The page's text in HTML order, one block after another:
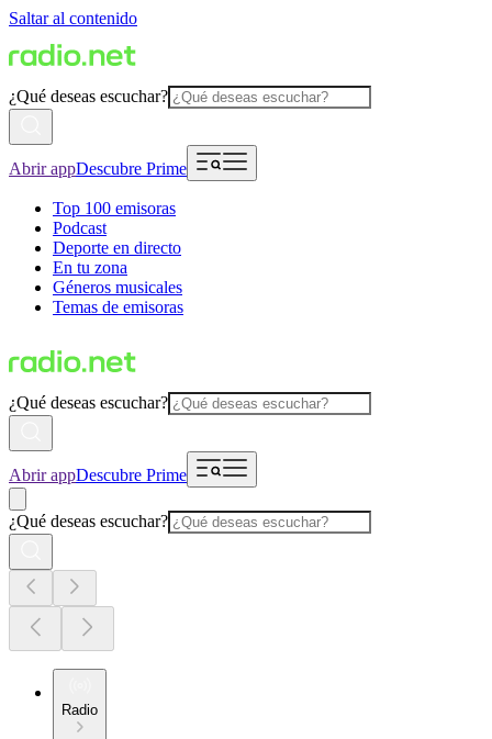
Saltar al contenido
¿Qué deseas escuchar?
Abrir appDescubre Prime
Top 100 emisoras
Podcast
Deporte en directo
En tu zona
Géneros musicales
Temas de emisoras
¿Qué deseas escuchar?
Abrir appDescubre Prime
¿Qué deseas escuchar?
Radio